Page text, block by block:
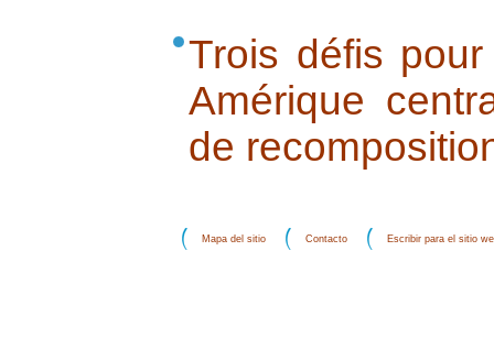
Trois défis
Amérique
de
Mapa del sitio Contacto Escribir para el sitio